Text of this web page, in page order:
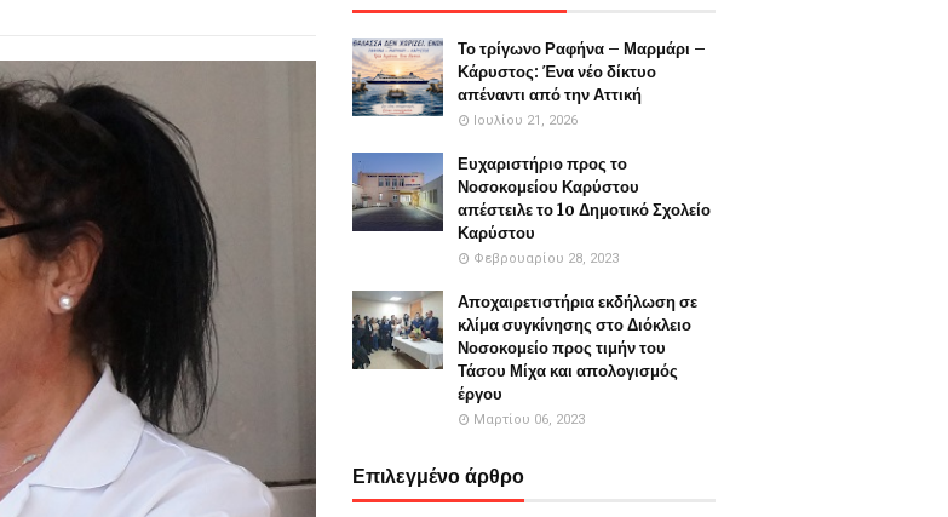
Το τρίγωνο Ραφήνα – Μαρμάρι –
Κάρυστος: Ένα νέο δίκτυο
απέναντι από την Αττική
Ιουλίου 21, 2026
Ευχαριστήριο προς το
Νοσοκομείου Καρύστου
απέστειλε το 1o Δημοτικό Σχολείο
Καρύστου
Φεβρουαρίου 28, 2023
Αποχαιρετιστήρια εκδήλωση σε
κλίμα συγκίνησης στο Διόκλειο
Νοσοκομείο προς τιμήν του
Τάσου Μίχα και απολογισμός
έργου
Μαρτίου 06, 2023
Επιλεγμένο άρθρο